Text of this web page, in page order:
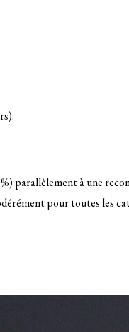
.
parallèlement à une
pour toutes les